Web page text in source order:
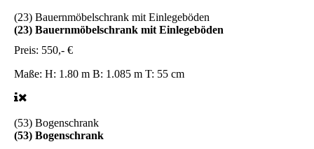
(23) Bauernmöbelschrank mit Einlegeböden
(23) Bauernmöbelschrank mit Einlegeböden
Preis: 550,- €
Maße: H: 1.80 m B: 1.085 m T: 55 cm
(53) Bogenschrank
(53) Bogenschrank